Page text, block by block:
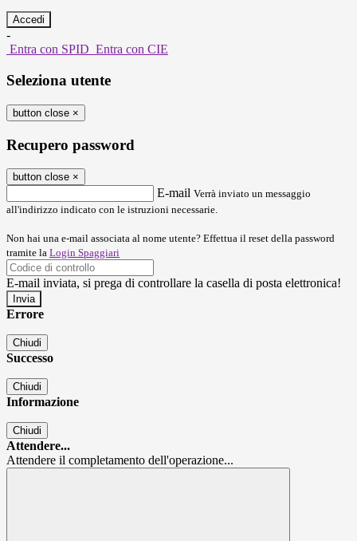
-
Entra con SPID Entra con CIE
Seleziona utente
button close ×
Recupero password
button close ×
E-mail Verrà inviato un messaggio
all'indirizzo indicato con le istruzioni necessarie.
Non hai una e-mail associata al nome utente? Effettua il reset della password
tramite la Login Spaggiari
E-mail inviata, si prega di controllare la casella di posta elettronica!
Errore
Chiudi
Successo
Chiudi
Informazione
Chiudi
Attendere...
Attendere il completamento dell'operazione...